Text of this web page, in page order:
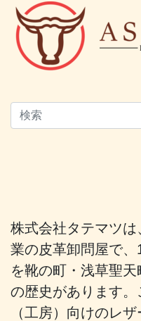
株式会社タテマツは
業の皮革卸問屋で
を靴の町・浅草聖
の歴史があります
（工房）向けのレ